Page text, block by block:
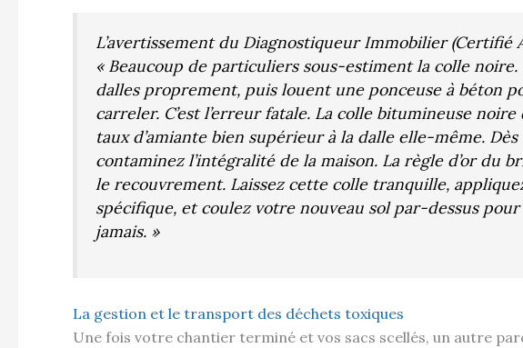
L’avertissement du Diagnostiqueur Immobilier (Certifié
« Beaucoup de particuliers sous-estiment la colle
dalles proprement, puis louent une ponceuse à béton
carreler. C’est l’erreur fatale. La colle bitumineuse
taux d’amiante bien supérieur à la dalle elle-même.
contaminez l’intégralité de la maison. La règle d’or du
le recouvrement. Laissez cette colle tranquille,
spécifique, et coulez votre nouveau sol par-dessus
jamais. »
La gestion et le transport des déchets toxiques
Une fois votre chantier terminé et vos sacs scellés, un autre